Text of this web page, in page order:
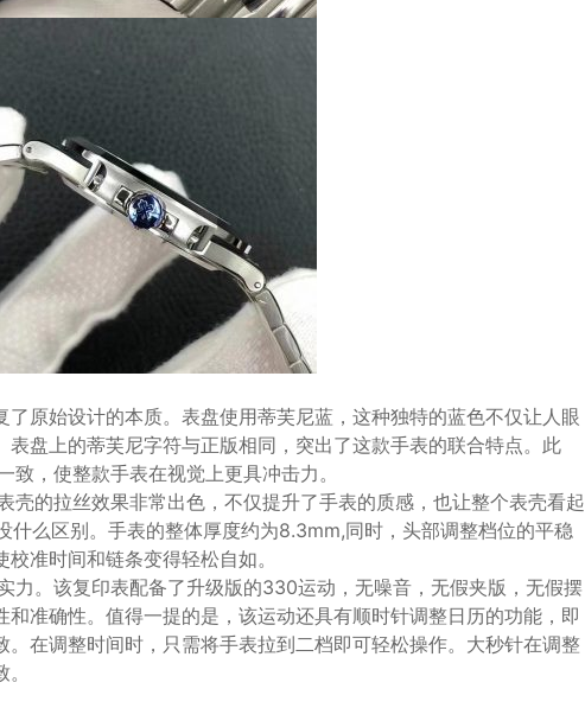
原始设计的本质。表盘使用蒂芙尼蓝，这种独特的蓝色不仅让人眼
盘上的蒂芙尼字符与正版相同，突出了这款手表的联合特点。此
，使整款手表在视觉上更具冲击力。
壳的拉丝效果非常出色，不仅提升了手表的质感，也让整个表壳看起
么区别。手表的整体厚度约为8.3mm,同时，头部调整档位的平稳
准时间和链条变得轻松自如。
力。该复印表配备了升级版的330运动，无噪音，无假夹版，无假摆
准确性。值得一提的是，该运动还具有顺时针调整日历的功能，即
在调整时间时，只需将手表拉到二档即可轻松操作。大秒针在调整